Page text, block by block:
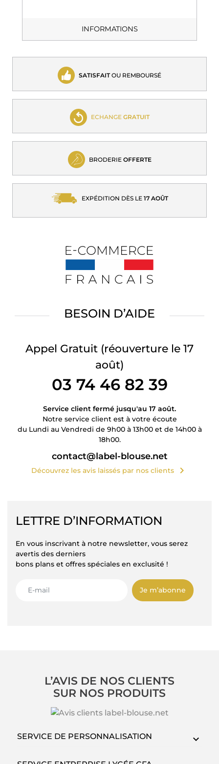
INFORMATIONS
SATISFAITOU REMBOURSÉ
ECHANGE GRATUIT
BRODERIE OFFERTE
EXPÉDITION DÈS LE 17 AOÛT
BESOIN D’AIDE
Appel Gratuit (réouverture le 17
août)
03 74 46 82 39
Service client fermé jusqu'au 17 août.
Notre service client est à votre écoute
du Lundi au Vendredi de 9h00 à 13h00 et de 14h00 à
18h00.
contact@label-blouse.net
Découvrez les avis laissés par nos clients chevron_right
LETTRE D’INFORMATION
En vous inscrivant à notre newsletter, vous serez
avertis des derniers
bons plans et offres spéciales en exclusité !
Je m’abonne
L’AVIS DE NOS CLIENTS
SUR NOS PRODUITS
SERVICE DE PERSONNALISATION